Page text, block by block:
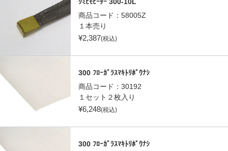
ｸﾐﾋﾓﾋｰﾀｰ 300-10L
商品コード： 58005Z
１本売り
¥2,387(税込)
300 ﾌﾛｰｶﾞﾗｽﾏｷﾄﾘﾎﾞｳﾅｼ
商品コード： 30192
１セット２枚入り
¥6,248(税込)
300 ﾌﾛｰｶﾞﾗｽﾏｷﾄﾘﾎﾞｳﾅｼ